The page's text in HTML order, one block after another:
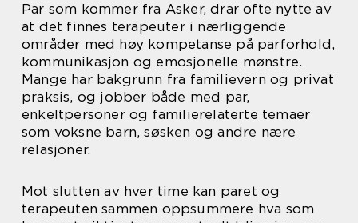
Par som kommer fra Asker, drar ofte nytte av
at det finnes terapeuter i nærliggende
områder med høy kompetanse på parforhold,
kommunikasjon og emosjonelle mønstre.
Mange har bakgrunn fra familievern og privat
praksis, og jobber både med par,
enkeltpersoner og familierelaterte temaer
som voksne barn, søsken og andre nære
relasjoner.
Mot slutten av hver time kan paret og
terapeuten sammen oppsummere hva som